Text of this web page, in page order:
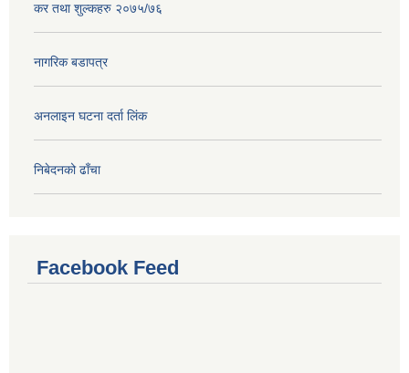
कर तथा शुल्कहरु २०७५/७६
नागरिक बडापत्र
अनलाइन घटना दर्ता लिंक
निबेदनको ढाँचा
Facebook Feed